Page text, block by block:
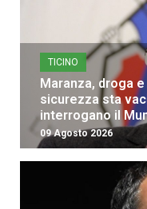
TICINO
Maranza, droga
sicurezza sta
interrogano il
09 Agosto 2026